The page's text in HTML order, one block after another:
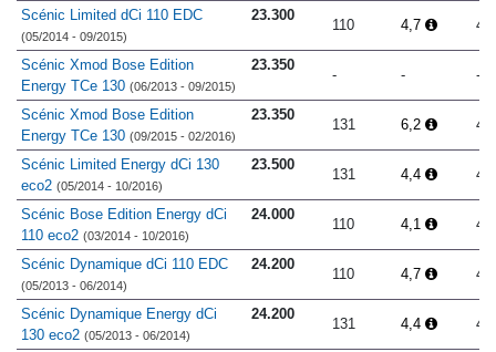
Scénic Limited dCi 110 EDC
(05/2014 - 09/2015)
23.300
110 4,7
Scénic Xmod Bose Edition
Energy TCe 130 (06/2013 - 09/2015)
23.350
- - -
Scénic Xmod Bose Edition
Energy TCe 130 (09/2015 - 02/2016)
23.350
131 6,2
Scénic Limited Energy dCi 130
eco2 (05/2014 - 10/2016)
23.500
131 4,4
Scénic Bose Edition Energy dCi
110 eco2 (03/2014 - 10/2016)
24.000
110 4,1
Scénic Dynamique dCi 110 EDC
(05/2013 - 06/2014)
24.200
110 4,7
Scénic Dynamique Energy dCi
130 eco2 (05/2013 - 06/2014)
24.200
131 4,4